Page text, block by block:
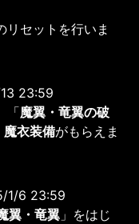
リセットを行いま
23:59
「魔翼・竜翼の破
魔衣装備がもらえま
1/6 23:59
翼・竜翼 」をはじ